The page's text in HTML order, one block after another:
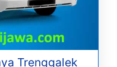
Trenggalek